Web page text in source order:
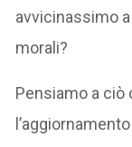
avvicinassimo
morali?
Pensiamo a